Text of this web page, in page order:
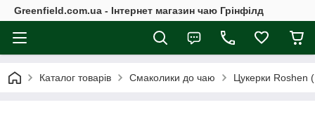
Greenfield.com.ua - Інтернет магазин чаю Грінфілд
Каталог товарів Смаколики до чаю Цукерки Roshen